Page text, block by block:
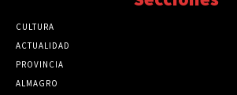
CULTURA
ACTUALIDAD
PROVINCIA
ALMAGRO